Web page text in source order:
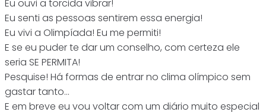
Eu ouvi a torcida vibrar!
Eu senti as pessoas sentirem essa energia!
Eu vivi a Olimpíada! Eu me permiti!
E se eu puder te dar um conselho, com certeza ele
seria SE PERMITA!
Pesquise! Há formas de entrar no clima olímpico sem
gastar tanto…
E em breve eu vou voltar com um diário muito especial